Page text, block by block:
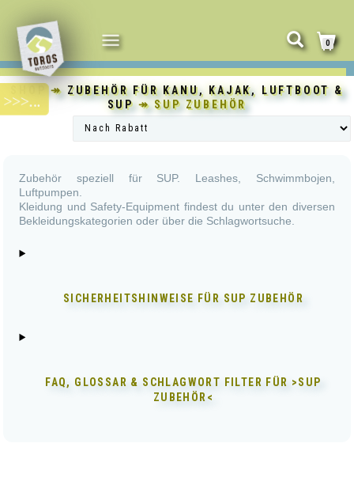
NAVIGATION
UMSCHALTEN
0
↠ ZUBEHÖR FÜR KANU, KAJAK, LUFTBOOT &
SUP ↠ SUP ZUBEHÖR
Zubehör speziell für SUP. Leashes, Schwimmbojen,
Luftpumpen.
Kleidung und Safety-Equipment findest du unter den diversen
Bekleidungskategorien oder über die Schlagwortsuche.
SICHERHEITSHINWEISE FÜR SUP ZUBEHÖR
FAQ, GLOSSAR & SCHLAGWORT FILTER FÜR >SUP
ZUBEHÖR<